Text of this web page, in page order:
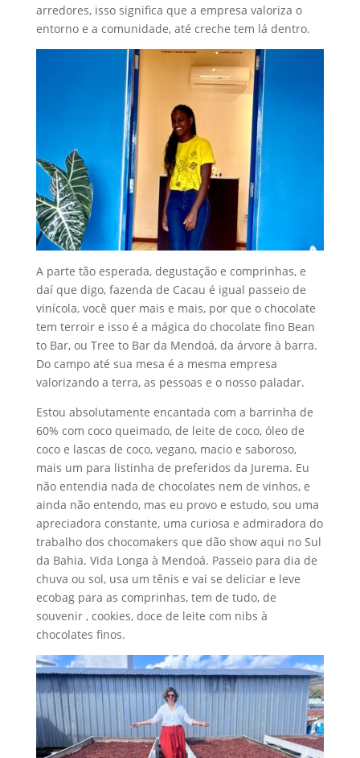
arredores, isso significa que a empresa valoriza o
entorno e a comunidade, até creche tem lá dentro.
A parte tão esperada, degustação e comprinhas, e
daí que digo, fazenda de Cacau é igual passeio de
vinícola, você quer mais e mais, por que o chocolate
tem terroir e isso é a mágica do chocolate fino Bean
to Bar, ou Tree to Bar da Mendoá, da árvore à barra.
Do campo até sua mesa é a mesma empresa
valorizando a terra, as pessoas e o nosso paladar.
Estou absolutamente encantada com a barrinha de
60% com coco queimado, de leite de coco, óleo de
coco e lascas de coco, vegano, macio e saboroso,
mais um para listinha de preferidos da Jurema. Eu
não entendia nada de chocolates nem de vinhos, e
ainda não entendo, mas eu provo e estudo, sou uma
apreciadora constante, uma curiosa e admiradora do
trabalho dos chocomakers que dão show aqui no Sul
da Bahia. Vida Longa à Mendoá. Passeio para dia de
chuva ou sol, usa um tênis e vai se deliciar e leve
ecobag para as comprinhas, tem de tudo, de
souvenir , cookies, doce de leite com nibs à
chocolates finos.